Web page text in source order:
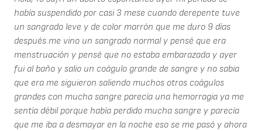
había suspendido por casi 3 mese cuando derepente tuve
un sangrado leve y de color marrón que me duro 9 días
después me vino un sangrado normal y pensé que era
menstruación y pensé que no estaba embarazada y ayer
fui al baño y salio un coágulo grande de sangre y no sabia
que era me siguieron saliendo muchos otros coágulos
grandes con mucha sangre parecía una hemorragia ya me
sentía débil porque había perdido mucha sangre y parecía
que me iba a desmayar en la noche eso se me pasó y ahora